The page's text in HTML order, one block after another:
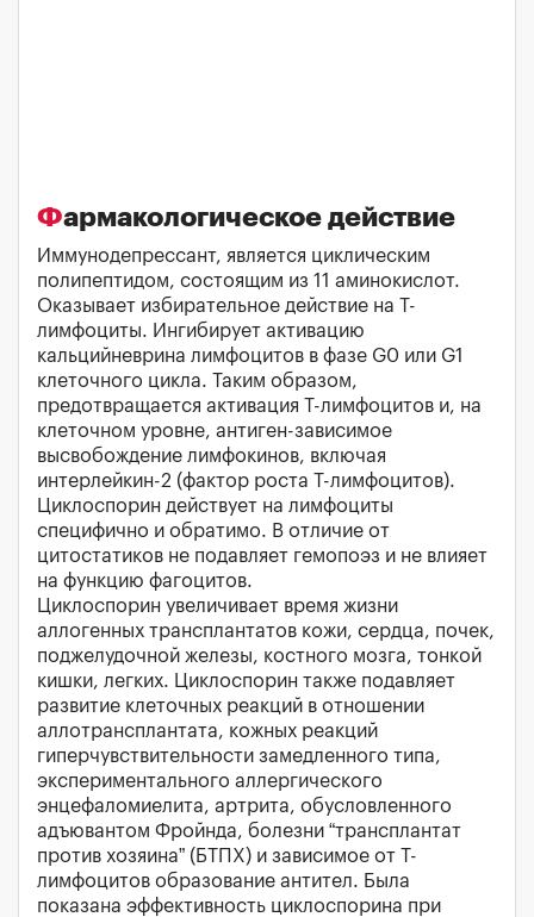
Фармакологическое действие
Иммунодепрессант, является циклическим
полипептидом, состоящим из 11 аминокислот.
Оказывает избирательное действие на T-
лимфоциты. Ингибирует активацию
кальцийневрина лимфоцитов в фазе G0 или G1
клеточного цикла. Таким образом,
предотвращается активация Т-лимфоцитов и, на
клеточном уровне, антиген-зависимое
высвобождение лимфокинов, включая
интерлейкин-2 (фактор роста Т-лимфоцитов).
Циклоспорин действует на лимфоциты
специфично и обратимо. В отличие от
цитостатиков не подавляет гемопоэз и не влияет
на функцию фагоцитов.
Циклоспорин увеличивает время жизни
аллогенных трансплантатов кожи, сердца, почек,
поджелудочной железы, костного мозга, тонкой
кишки, легких. Циклоспорин также подавляет
развитие клеточных реакций в отношении
аллотрансплантата, кожных реакций
гиперчувствительности замедленного типа,
экспериментального аллергического
энцефаломиелита, артрита, обусловленного
адъювантом Фройнда, болезни “трансплантат
против хозяина” (БТПХ) и зависимое от Т-
лимфоцитов образование антител. Была
показана эффективность циклоспорина при